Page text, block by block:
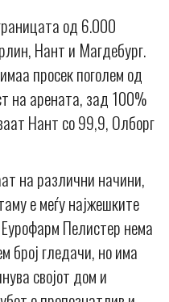
од 6.000
Нант и Магдебург.
просек поголем од
на арената, зад 100%
Нант со 99,9, Олборг
на различни начини,
е меѓу најжешките
Пелистер нема
број гледачи, но има
својот дом и